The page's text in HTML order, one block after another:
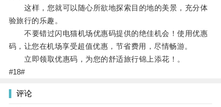
这样，您就可以随心所欲地探索目的地的美景，充分体
验旅行的乐趣。
不要错过闪电猫机场优惠码提供的绝佳机会！使用优惠
码，让您在机场享受超值优惠，节省费用，尽情畅游。
立即领取优惠码，为您的舒适旅行锦上添花！。
#18#
评论